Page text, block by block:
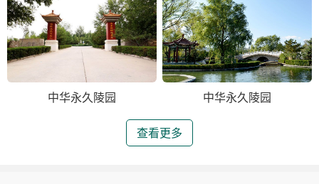
中华永久陵园 中华永久陵园
查看更多